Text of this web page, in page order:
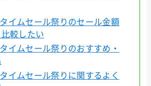
イムセール祭りのセール金額
較したい
イムセール祭りのおすすめ・
イムセール祭りに関するよく